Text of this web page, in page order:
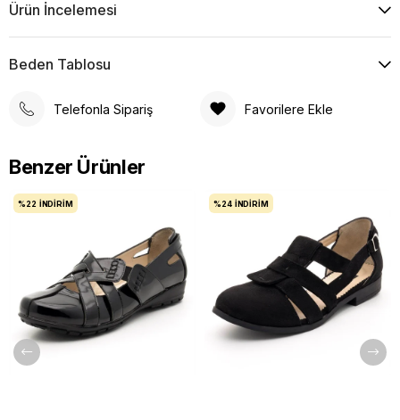
Ürün İncelemesi
Beden Tablosu
Telefonla Sipariş Favorilere Ekle
Benzer Ürünler
%22 İNDIRIM %24 İNDIRIM